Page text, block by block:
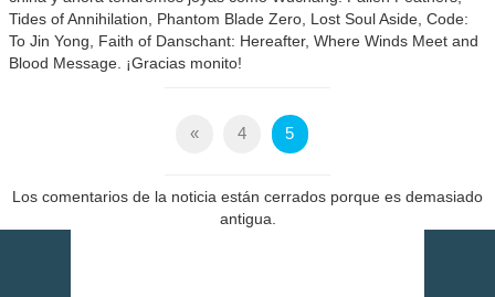
Tides of Annihilation, Phantom Blade Zero, Lost Soul Aside, Code:
To Jin Yong, Faith of Danschant: Hereafter, Where Winds Meet and
Blood Message. ¡Gracias monito!
« 4 5
Los comentarios de la noticia están cerrados porque es demasiado
antigua.